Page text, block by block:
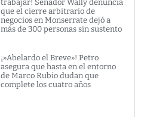
trabajar! Senador Wally denuncia
que el cierre arbitrario de
negocios en Monserrate dejó a
más de 300 personas sin sustento
¡»Abelardo el Breve»! Petro
asegura que hasta en el entorno
de Marco Rubio dudan que
complete los cuatro años